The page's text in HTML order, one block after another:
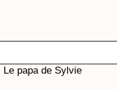
Le papa de Sylvie